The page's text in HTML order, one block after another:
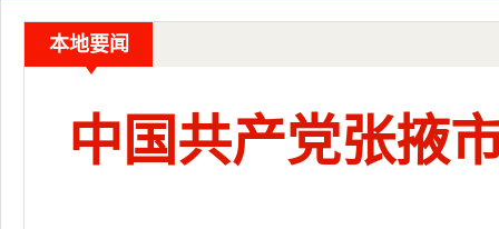
本地要闻
中国共产党张掖